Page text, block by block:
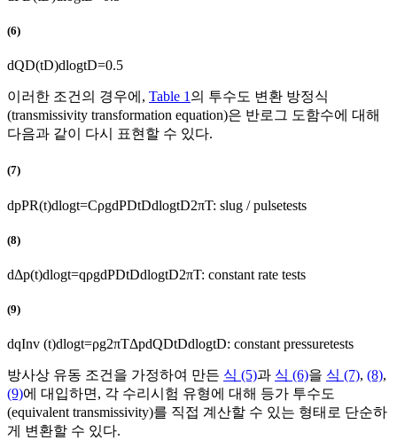
(6)
dQD(tD)dlogtD=0.5
이러한 조건의 경우에, Table 1 의 투수도 변환 방정식
(transmissivity transformation equation)은 반로그 도함수에 대해
다음과 같이 다시 표현할 수 있다.
(7)
dpPR(t)dlogt=CρgdPDtDdlogtD2πT: slug /pulsetests
(8)
dΔp(t)dlogt=qρgdPDtDdlogtD2πT: constant rate tests
(9)
dqInv (t)dlogt=ρg2πTΔpdQDtDdlogtD: constant pressuretests
방사상 유동 조건을 가정하여 만든 식 (5)과 식 (6)을 식 (7), (8),
(9)에 대입하면, 각 수리시험 유형에 대해 등가 투수도
(equivalent transmissivity)를 직접 계산할 수 있는 형태로 단순하
게 변환할 수 있다.